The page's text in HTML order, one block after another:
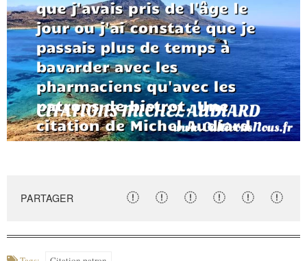
PARTAGER